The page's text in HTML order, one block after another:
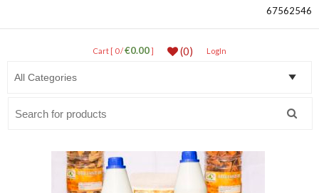
67562546
Cart [ 0 /€0.00] (0) LogIn